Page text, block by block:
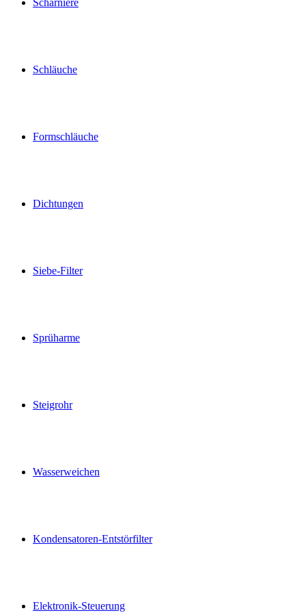
Scharniere
Schläuche
Formschläuche
Dichtungen
Siebe-Filter
Sprüharme
Steigrohr
Wasserweichen
Kondensatoren-Entstörfilter
Elektronik-Steuerung